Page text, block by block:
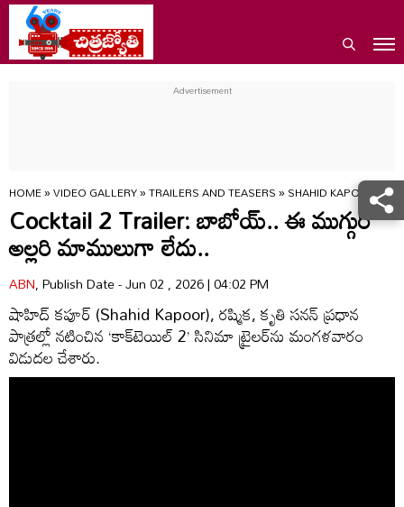
HOME»VIDEO GALLERY»TRAILERS AND TEASERS»SHAHID KAPOOR
Cocktail 2 Trailer: బాబోయ్.. ఈ ముగ్గురి
అల్లరి మాములుగా లేదు..
ABN, Publish Date - Jun 02 , 2026 | 04:02 PM
షాహిద్‌ కపూర్ (Shahid Kapoor), రష్మిక, కృతి సనన్‌ ప్రధాన
పాత్రల్లో నటించిన ‘కాక్‌టెయిల్‌ 2’ సినిమా ట్రైలర్‌ను మంగళవారం
విడుదల చేశారు.